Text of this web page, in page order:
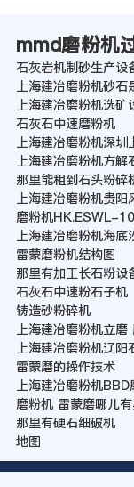
mmd磨粉机
石灰岩机制砂生产设
上海建冶磨粉机砂石
上海建冶磨粉机选矿
石灰石中速磨粉机
上海建冶磨粉机深圳
上海建冶磨粉机方解
那里能租到石头粉碎
上海建冶磨粉机贵阳
磨粉机HK.ESWL-
上海建冶磨粉机海底
雷蒙磨粉机结构图
那里有加工长石粉设
石灰石中速粉石子机
铸造砂粉碎机
上海建冶磨粉机立磨
上海建冶磨粉机辽阳
雷蒙磨的操作技术
上海建冶磨粉机BBD
磨粉机 雷蒙磨哪儿
那里有硬石细破机
地图